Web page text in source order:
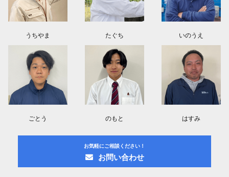
うちやま たぐち いのうえ
ごとう のもと はすみ
お気軽にご相談ください！
お問い合わせ